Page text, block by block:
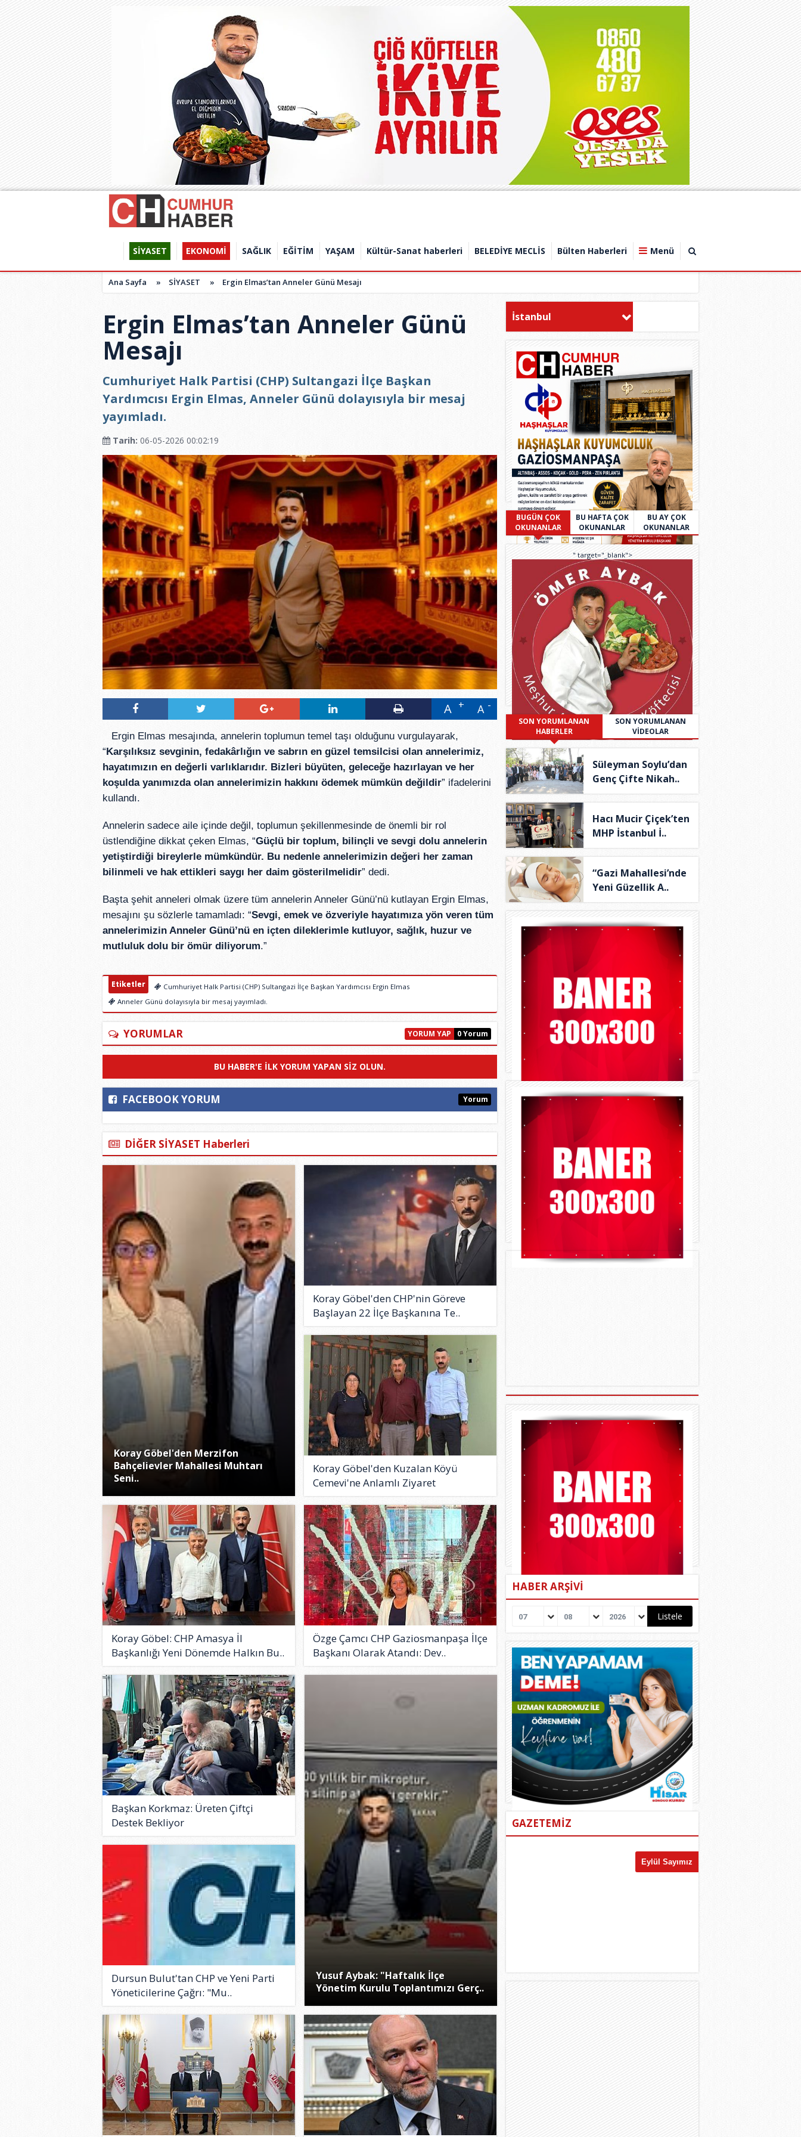
SİYASET EKONOMİ SAĞLIK EĞİTİM YAŞAM Kültür-Sanat haberleri BELEDİYE MECLİS Bülten Haberleri Menü
Ana Sayfa » SİYASET » Ergin Elmas’tan Anneler Günü Mesajı
Ergin Elmas’tan Anneler Günü
Mesajı
Cumhuriyet Halk Partisi (CHP) Sultangazi İlçe Başkan
Yardımcısı Ergin Elmas, Anneler Günü dolayısıyla bir mesaj
yayımladı.
Tarih: 06-05-2026 00:02:19
A A
Ergin Elmas mesajında, annelerin toplumun temel taşı olduğunu vurgulayarak,
“Karşılıksız sevginin, fedakârlığın ve sabrın en güzel temsilcisi olan annelerimiz,
hayatımızın en değerli varlıklarıdır. Bizleri büyüten, geleceğe hazırlayan ve her
koşulda yanımızda olan annelerimizin hakkını ödemek mümkün değildir” ifadelerini
kullandı.
Annelerin sadece aile içinde değil, toplumun şekillenmesinde de önemli bir rol
üstlendiğine dikkat çeken Elmas, “Güçlü bir toplum, bilinçli ve sevgi dolu annelerin
yetiştirdiği bireylerle mümkündür. Bu nedenle annelerimizin değeri her zaman
bilinmeli ve hak ettikleri saygı her daim gösterilmelidir” dedi.
Başta şehit anneleri olmak üzere tüm annelerin Anneler Günü’nü kutlayan Ergin Elmas,
mesajını şu sözlerle tamamladı: “Sevgi, emek ve özveriyle hayatımıza yön veren tüm
annelerimizin Anneler Günü’nü en içten dileklerimle kutluyor, sağlık, huzur ve
mutluluk dolu bir ömür diliyorum.”
Etiketler
Cumhuriyet Halk Partisi (CHP) Sultangazi İlçe Başkan Yardımcısı Ergin Elmas
Anneler Günü dolayısıyla bir mesaj yayımladı.
YORUMLAR 0 Yorum
YORUM YAP
BU HABER'E ILK YORUM YAPAN SIZ OLUN.
FACEBOOK YORUM Yorum
DİĞER SİYASET Haberleri
Koray Göbel'den Merzifon
Bahçelievler Mahallesi Muhtarı
Seni..
Koray Göbel'den CHP'nin Göreve
Başlayan 22 İlçe Başkanına Te..
Koray Göbel'den Kuzalan Köyü
Cemevi'ne Anlamlı Ziyaret
Koray Göbel: CHP Amasya İl
Başkanlığı Yeni Dönemde Halkın Bu..
Özge Çamcı CHP Gaziosmanpaşa İlçe
Başkanı Olarak Atandı: Dev..
Yusuf Aybak: "Haftalık İlçe
Yönetim Kurulu Toplantımızı Gerç..
Başkan Korkmaz: Üreten Çiftçi
Destek Bekliyor
Dursun Bulut'tan CHP ve Yeni Parti
Yöneticilerine Çağrı: "Mu..
İstanbul
BUGÜN ÇOK
OKUNANLAR
BU HAFTA ÇOK
OKUNANLAR
BU AY ÇOK
OKUNANLAR
" target="_blank">
SON YORUMLANAN
HABERLER
SON YORUMLANAN
VİDEOLAR
Süleyman Soylu’dan
Genç Çifte Nikah..
Hacı Mucir Çiçek’ten
MHP İstanbul İ..
“Gazi Mahallesi’nde
Yeni Güzellik A..
HABER ARŞİVİ
07 08 2026
GAZETEMİZ